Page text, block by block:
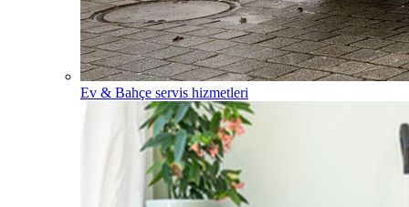
Ev & Bahçe servis hizmetleri